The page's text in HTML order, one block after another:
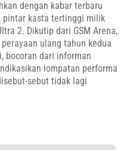
dengan kabar terbaru
pintar kasta tertinggi milik
2. Dikutip dari GSM Arena,
ulang tahun kedua
bocoran dari informan
lompatan performa
sebut tidak lagi